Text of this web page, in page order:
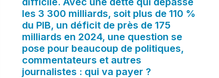
les 3 300 milliards, soit plus de 110 %
du PIB, un déficit de près de 175
milliards en 2024, une question se
pose pour beaucoup de politiques,
commentateurs et autres
journalistes : qui va payer ?